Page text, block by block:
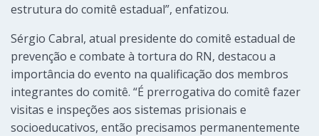
estrutura do comitê estadual”, enfatizou.
Sérgio Cabral, atual presidente do comitê estadual de
prevenção e combate à tortura do RN, destacou a
importância do evento na qualificação dos membros
integrantes do comitê. “É prerrogativa do comitê fazer
visitas e inspeções aos sistemas prisionais e
socioeducativos, então precisamos permanentemente